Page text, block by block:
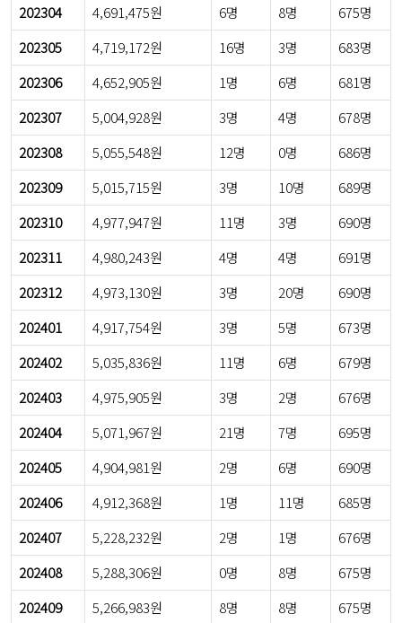
202304 4,691,475원 6명 8명
675명
202305
4,719,172원 16명 3명
683명
202306
4,652,905원 1명 6명
681명
202307
5,004,928원 3명 4명
678명
202308
5,055,548원 12명 0명
686명
202309
5,015,715원 3명 10명
689명
202310
4,977,947원 11명 3명
690명
202311
4,980,243원 4명 4명
691명
202312
4,973,130원 3명 20명
690명
202401
4,917,754원 3명 5명
673명
202402
5,035,836원 11명 6명
679명
202403
4,975,905원 3명 2명
676명
202404
5,071,967원 21명 7명
695명
202405
4,904,981원 2명 6명
690명
202406
4,912,368원 1명 11명
685명
202407
5,228,232원 2명 1명
676명
202408
5,288,306원 0명 8명
675명
202409
5,266,983원 8명 8명
675명